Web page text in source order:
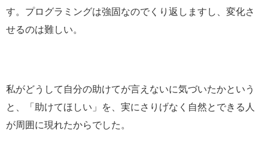
す。プログラミングは強固なのでくり返しますし、変化さ
せるのは難しい。
私がどうして自分の助けてが言えないに気づいたかという
と、「助けてほしい」を、実にさりげなく自然とできる人
が周囲に現れたからでした。